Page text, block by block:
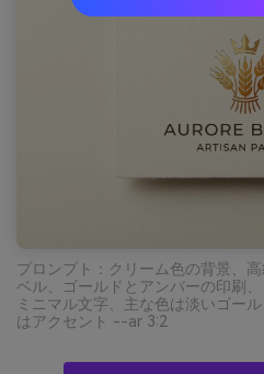
プロンプト：クリーム色の背景、
ベル、ゴールドとアンバーの印刷
ミニマル文字、主な色は淡いゴー
はアクセント --ar 3:2